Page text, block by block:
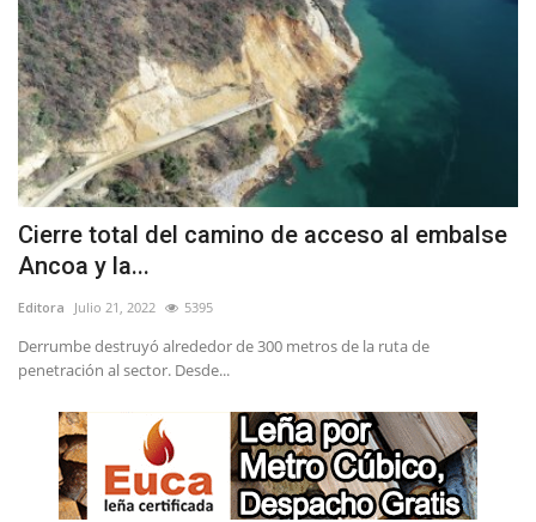
Cierre total del camino de acceso al embalse
Ancoa y la...
Editora Julio 21, 2022 5395
Derrumbe destruyó alrededor de 300 metros de la ruta de
penetración al sector. Desde...